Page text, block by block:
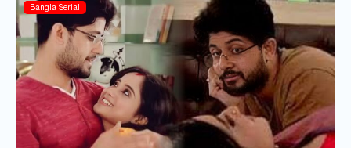
Bangla Serial